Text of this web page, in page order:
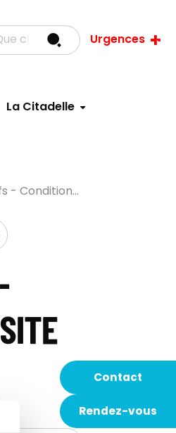
La Citadelle
Urgences
Contact
Rendez-vous
- Condition...